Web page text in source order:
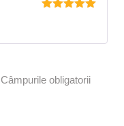
Câmpurile obligatorii